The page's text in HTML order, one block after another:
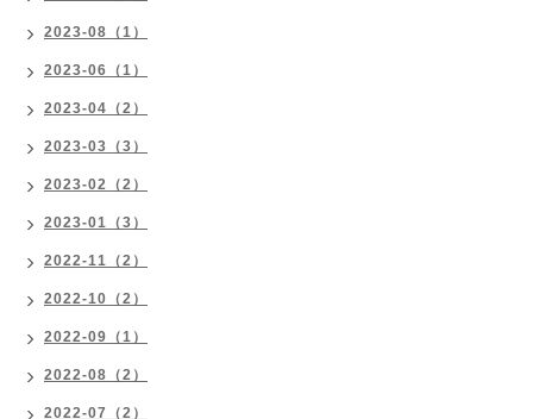
2023-08（1）
2023-06（1）
2023-04（2）
2023-03（3）
2023-02（2）
2023-01（3）
2022-11（2）
2022-10（2）
2022-09（1）
2022-08（2）
2022-07（2）